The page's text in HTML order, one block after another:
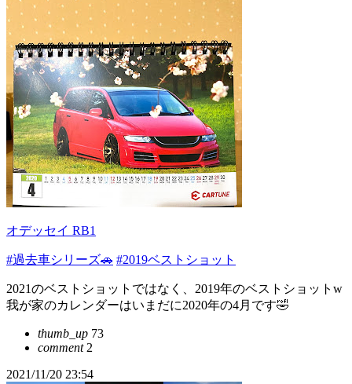
オデッセイ RB1
#過去車シリーズ🚗 #2019ベストショット
2021のベストショットではなく、2019年のベストショットw
我が家のカレンダーはいまだに2020年の4月です🤣
thumb_up 73
comment2
2021/11/20 23:54